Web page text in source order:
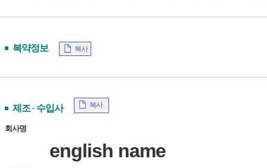
복약정보 복사
제조 · 수입사 복사
회사명
english name